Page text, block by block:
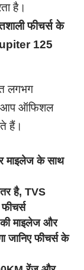
है।
फीचर्स के
125
लगभग
आप ऑफिशल
हैं।
माइलेज के साथ
है, TVS
माइलेज और
जानिए फीचर्स के